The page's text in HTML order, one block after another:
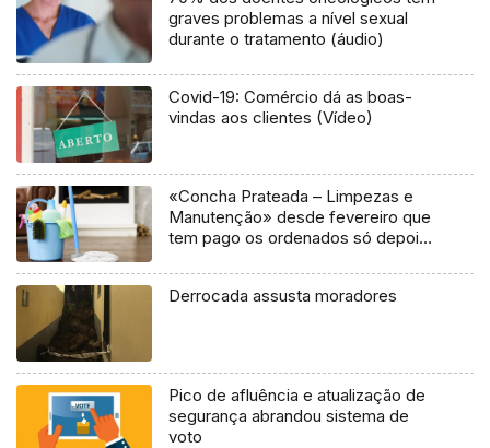
graves problemas a nível sexual
durante o tratamento (áudio)
Covid-19: Comércio dá as boas-
vindas aos clientes (Vídeo)
«Concha Prateada – Limpezas e
Manutenção» desde fevereiro que
tem pago os ordenados só depois
Derrocada assusta moradores
Pico de afluência e atualização de
segurança abrandou sistema de
voto